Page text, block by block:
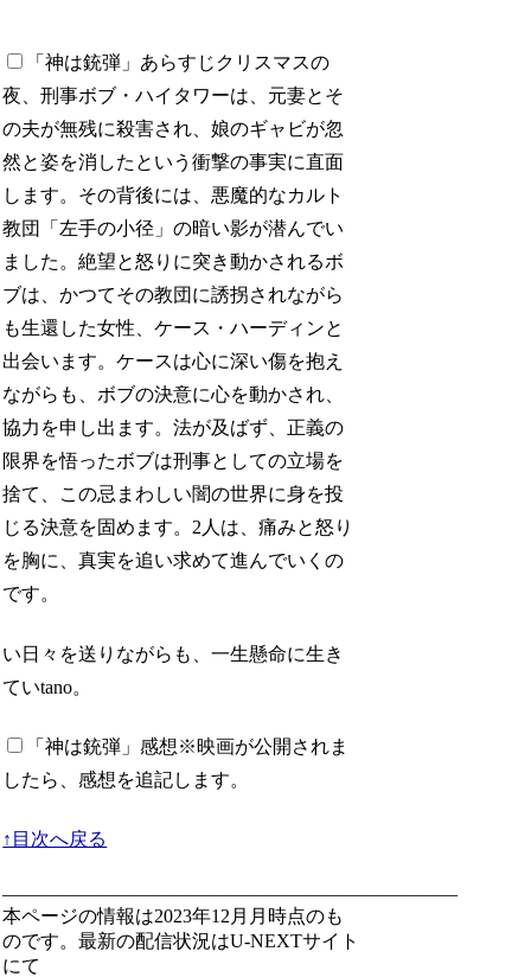
「神は銃弾」あらすじ クリスマスの
夜、刑事ボブ・ハイタワーは、元妻とそ
の夫が無残に殺害され、娘のギャビが忽
然と姿を消したという衝撃の事実に直面
します。その背後には、悪魔的なカルト
教団「左手の小径」の暗い影が潜んでい
ました。絶望と怒りに突き動かされるボ
ブは、かつてその教団に誘拐されながら
も生還した女性、ケース・ハーディンと
出会います。ケースは心に深い傷を抱え
ながらも、ボブの決意に心を動かされ、
協力を申し出ます。法が及ばず、正義の
限界を悟ったボブは刑事としての立場を
捨て、この忌まわしい闇の世界に身を投
じる決意を固めます。2人は、痛みと怒り
を胸に、真実を追い求めて進んでいくの
です。
い日々を送りながらも、一生懸命に生き
ていtano。
「神は銃弾」感想※映画が公開されま
したら、感想を追記します。
↑目次へ戻る
————————————————————————
本ページの情報は2023年12月月時点のも
のです。最新の配信状況はU-NEXTサイト
にて